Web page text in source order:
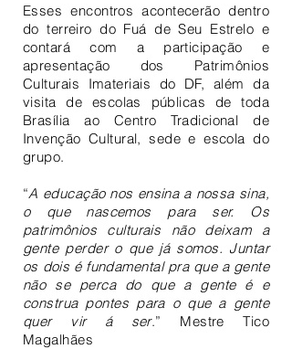
Esses encontros acontecerão dentro
do terreiro do Fuá de Seu Estrelo e
contará com a participação e
apresentação dos Patrimônios
Culturais Imateriais do DF, além da
visita de escolas públicas de toda
Brasília ao Centro Tradicional de
Invenção Cultural, sede e escola do
grupo.
“A educação nos ensina a nossa sina,
o que nascemos para ser. Os
patrimônios culturais não deixam a
gente perder o que já somos. Juntar
os dois é fundamental pra que a gente
não se perca do que a gente é e
construa pontes para o que a gente
quer vir á ser.” Mestre Tico
Magalhães